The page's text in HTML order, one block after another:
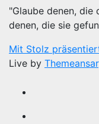
"Glaube denen, die
denen, die sie
Mit Stolz
Live by Themeansar